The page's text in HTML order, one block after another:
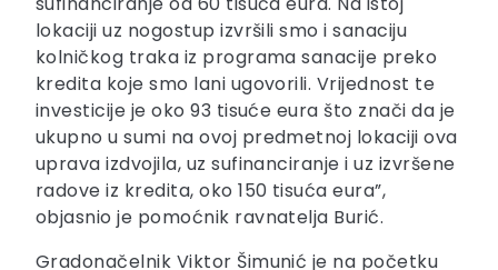
lokaciji uz nogostup izvršili smo i sanaciju
kolničkog traka iz programa sanacije preko
kredita koje smo lani ugovorili. Vrijednost te
investicije je oko 93 tisuće eura što znači da je
ukupno u sumi na ovoj predmetnoj lokaciji ova
uprava izdvojila, uz sufinanciranje i uz izvršene
radove iz kredita, oko 150 tisuća eura”,
objasnio je pomoćnik ravnatelja Burić.
Gradonačelnik Viktor Šimunić je na početku